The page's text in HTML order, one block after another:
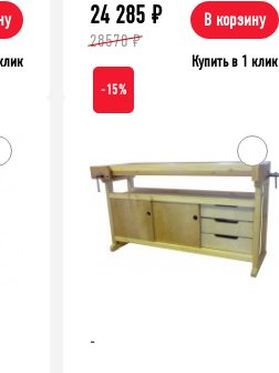
24 285 ₽
28570 ₽
В корзину
Купить в 1 клик
-15%
-